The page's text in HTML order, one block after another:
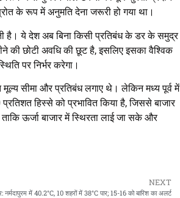
के रूप में अनुमति देना जरूरी हो गया था।
है। ये देश अब बिना किसी प्रतिबंध के डर के समुद्र
की छोटी अवधि की छूट है, इसलिए इसका वैश्विक
पर निर्भर करेगा।
सीमा और प्रतिबंध लगाए थे। लेकिन मध्य पूर्व में
हिस्से को प्रभावित किया है, जिससे बाजार
ऊर्जा बाजार में स्थिरता लाई जा सके और
NEXT
नर्मदापुरम में 40.2°C, 10 शहरों में 38°C पार; 15-16 को बारिश का अलर्ट